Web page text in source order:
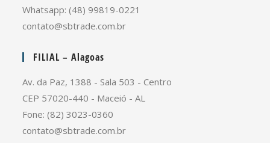
Whatsapp: (48) 99819-0221
contato@sbtrade.com.br
FILIAL – Alagoas
Av. da Paz, 1388 - Sala 503 - Centro
CEP 57020-440 - Maceió - AL
Fone: (82) 3023-0360
contato@sbtrade.com.br